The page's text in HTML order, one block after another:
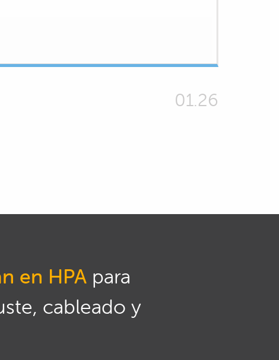
01.26
en HPA para
cableado y